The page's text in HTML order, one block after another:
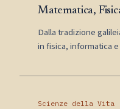
Matematica,
Dalla tradizione
in fisica, informatica
Scienze della Vita